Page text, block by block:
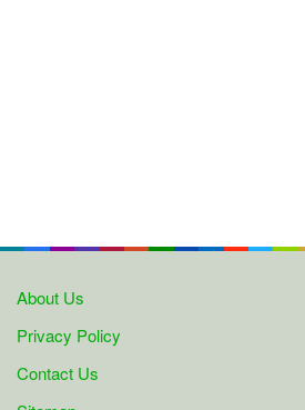
About Us
Privacy Policy
Contact Us